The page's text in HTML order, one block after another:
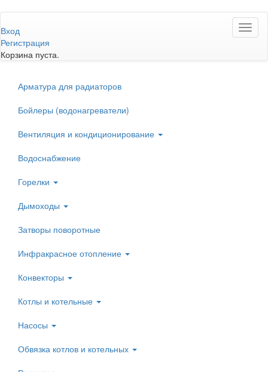
к
основному
содержанию
Вход
Регистрация
Корзина пуста.
Арматура для радиаторов
Бойлеры (водонагреватели)
Вентиляция и кондиционирование
Водоснабжение
Горелки
Дымоходы
Затворы поворотные
Инфракрасное отопление
Конвекторы
Котлы и котельные
Насосы
Обвязка котлов и котельных